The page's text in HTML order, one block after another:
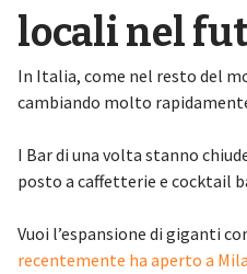
locali nel
In Italia, come nel resto del
cambiando molto
I Bar di una volta stanno
posto a caffetterie e cocktail
Vuoi l’espansione di giganti
recentemente ha aperto a